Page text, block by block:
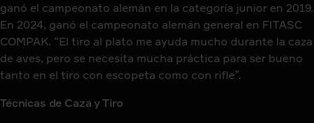
ganó el campeonato alemán en la categoría junior en 2019.
En 2024, ganó el campeonato alemán general en FITASC
COMPAK. “El tiro al plato me ayuda mucho durante la caza
de aves, pero se necesita mucha práctica para ser bueno
tanto en el tiro con escopeta como con rifle”.
Técnicas de Caza y Tiro